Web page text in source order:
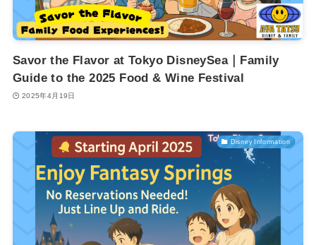
Savor the Flavor at Tokyo DisneySea｜Family
Guide to the 2025 Food & Wine Festival
2025年4月19日
Disney Information